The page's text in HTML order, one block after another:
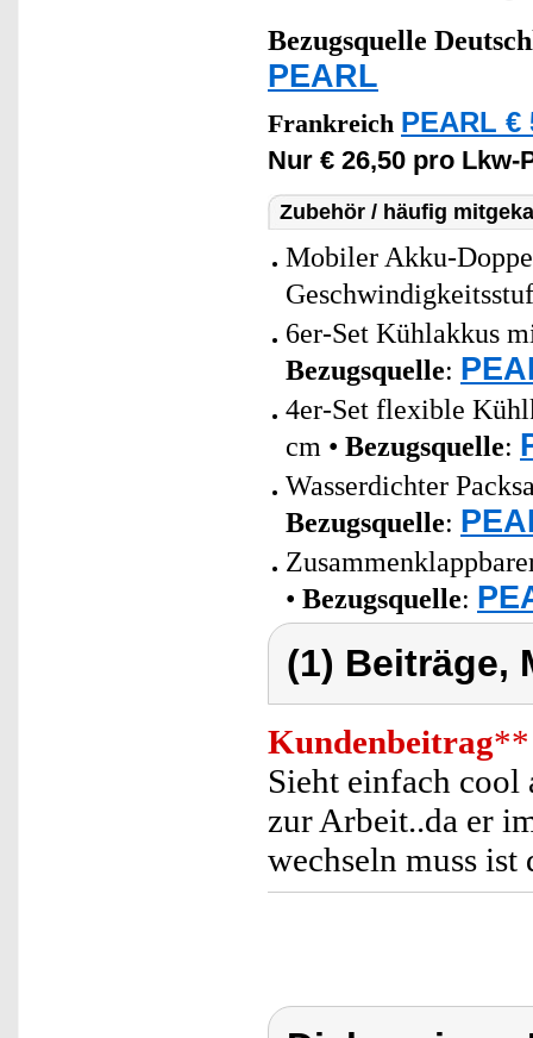
Bezugsquelle
PEARL
Frankreich PEARL €
Nur € 26,50 pro
Zubehör / häufig
Mobiler Akku-
6er-Set Kühlakkus
Bezugsquelle:
4er-Set flexible
cm • Bezugsquelle:
Wasserdichter
Bezugsquelle:
• Bezugsquelle:
(1) Beiträge,
Kundenbeitrag**
Sieht einfach cool
zur Arbeit..da er
wechseln muss ist